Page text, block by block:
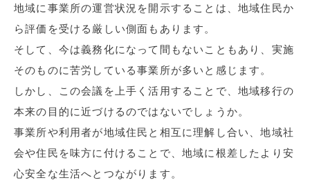
地域に事業所の運営状況を開示することは、地域住民か
ら評価を受ける厳しい側面もあります。
そして、今は義務化になって間もないこともあり、実施
そのものに苦労している事業所が多いと感じます。
しかし、この会議を上手く活用することで、地域移行の
本来の目的に近づけるのではないでしょうか。
事業所や利用者が地域住民と相互に理解し合い、地域社
会や住民を味方に付けることで、地域に根差したより安
心安全な生活へとつながります。